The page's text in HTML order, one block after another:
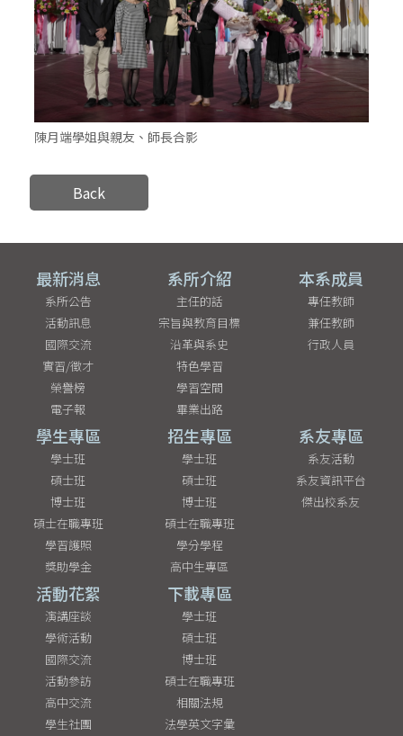
陳月端學姐與親友、師長合影
Back
最新消息
系所公告
活動訊息
國際交流
實習/徵才
榮譽榜
電子報
系所介紹
主任的話
宗旨與教育目標
沿革與系史
特色學習
學習空間
畢業出路
本系成員
專任教師
兼任教師
行政人員
學生專區
學士班
碩士班
博士班
碩士在職專班
學習護照
獎助學金
招生專區
學士班
碩士班
博士班
碩士在職專班
學分學程
高中生專區
系友專區
系友活動
系友資訊平台
傑出校系友
活動花絮
演講座談
學術活動
國際交流
活動參訪
高中交流
學生社團
下載專區
學士班
碩士班
博士班
碩士在職專班
相關法規
法學英文字彙